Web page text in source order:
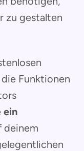
zu gestalten
Funktionen
ein
deinem